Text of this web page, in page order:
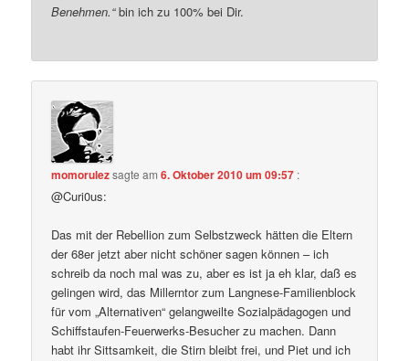
Benehmen.“bin ich zu 100% bei Dir.
momorulezsagte am6. Oktober 2010 um 09:57 :
@Curi0us:
Das mit der Rebellion zum Selbstzweck hätten die Eltern
der 68er jetzt aber nicht schöner sagen können – ich
schreib da noch mal was zu, aber es ist ja eh klar, daß es
gelingen wird, das Millerntor zum Langnese-Familienblock
für vom „Alternativen“ gelangweilte Sozialpädagogen und
Schiffstaufen-Feuerwerks-Besucher zu machen. Dann
habt ihr Sittsamkeit, die Stirn bleibt frei, und Piet und ich